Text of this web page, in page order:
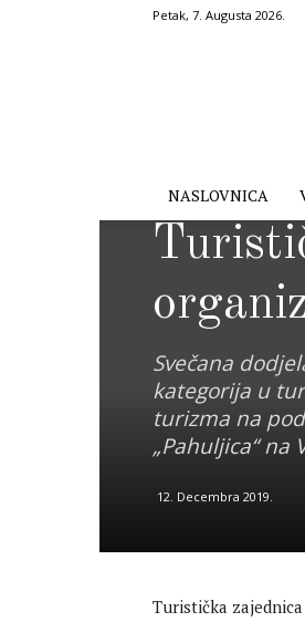
Petak, 7. Augusta 2026.
NASLOVNICA
Business Izdvojeno
Svečana
kategorija u
turizma na
„Pahuljica“ na
12. Decembra 2019.
Turistička